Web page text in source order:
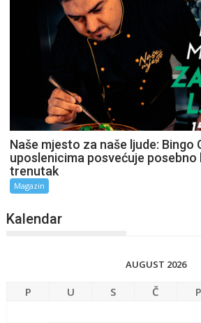
Naše mjesto za naše ljude: Bingo
uposlenicima posvećuje
trenutak
Magazin
Kalendar
AUGUST 2026
P U S Č P